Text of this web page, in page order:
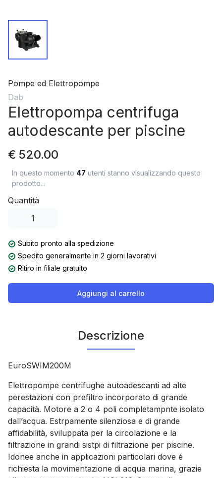
Pompe ed Elettropompe
Dab
Elettropompa centrifuga
autodescante per piscine
€ 520.00
In questo momento 47 utenti stanno visualizzando questo
prodotto...
Quantità
Subito pronto alla spedizione
Spedito generalmente in 2 giorni lavorativi
Ritiro in filiale gratuito
Aggiungi al carrello
Descrizione
EuroSWIM200M
Elettropompe centrifughe autoadescanti ad alte
perestazioni con prefiltro incorporato di grande
capacità. Motore a 2 o 4 poli completampnte isolato
dall’acqua. Estrpamente silenziosa e di grande
affidabilità, sviluppata per la circolazione e la
filtrazione in grandi sistpi di filtrazione per piscine.
Idonee anche in applicazioni particolari dove è
richiesta la movimentazione di acqua marina, grazie